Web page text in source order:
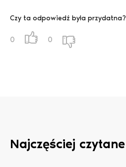
Czy ta odpowiedź była przydatna?
0 0
Najczęściej czytane